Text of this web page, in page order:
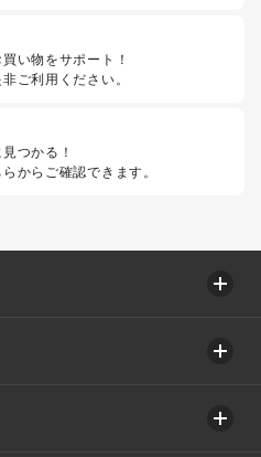
い物をサポート！
ご利用ください。
つかる！
からご確認できます。